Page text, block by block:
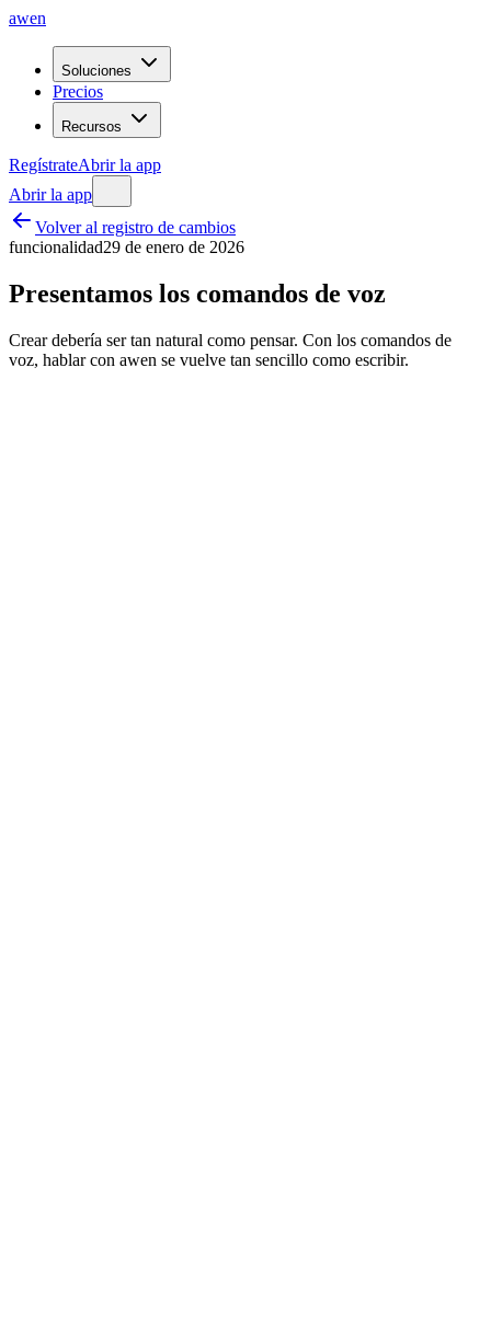
awen
Soluciones
Precios
Recursos
RegístrateAbrir la app
Abrir la app
Volver al registro de cambios
funcionalidad29 de enero de 2026
Presentamos los comandos de voz
Crear debería ser tan natural como pensar. Con los comandos de
voz, hablar con awen se vuelve tan sencillo como escribir.